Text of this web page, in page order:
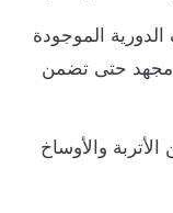
الموجودة
حتى تضمن
والأوساخ